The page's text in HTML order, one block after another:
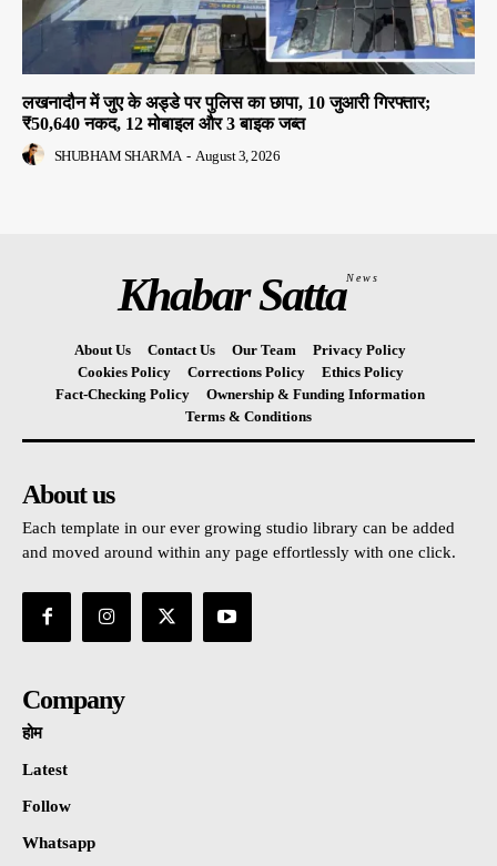
लखनादौन में जुए के अड्डे पर पुलिस का छापा, 10 जुआरी गिरफ्तार;
₹50,640 नकद, 12 मोबाइल और 3 बाइक जब्त
SHUBHAM SHARMA - August 3, 2026
Khabar SattaNews
About Us Contact Us Our Team
Privacy Policy
Cookies Policy
Corrections Policy
Ethics Policy
Fact-Checking Policy
Ownership & Funding Information
Terms & Conditions
About us
Each template in our ever growing studio library can be added
and moved around within any page effortlessly with one click.
Company
होम
Latest
Follow
Whatsapp